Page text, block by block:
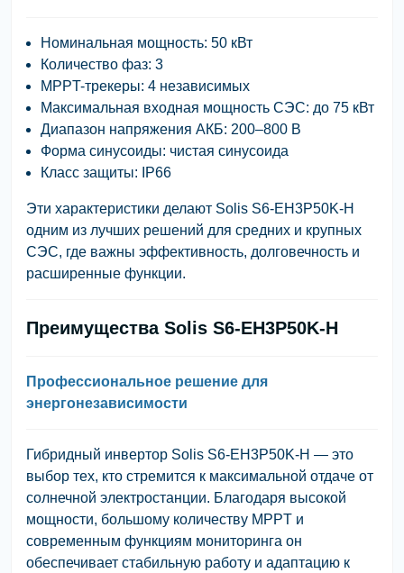
Номинальная мощность: 50 кВт
Количество фаз: 3
MPPT-трекеры: 4 независимых
Максимальная входная мощность СЭС: до 75 кВт
Диапазон напряжения АКБ: 200–800 В
Форма синусоиды: чистая синусоида
Класс защиты: IP66
Эти характеристики делают Solis S6-EH3P50K-H
одним из лучших решений для средних и крупных
СЭС, где важны эффективность, долговечность и
расширенные функции.
Преимущества Solis S6-EH3P50K-H
Профессиональное решение для
энергонезависимости
Гибридный инвертор Solis S6-EH3P50K-H — это
выбор тех, кто стремится к максимальной отдаче от
солнечной электростанции. Благодаря высокой
мощности, большому количеству MPPT и
современным функциям мониторинга он
обеспечивает стабильную работу и адаптацию к